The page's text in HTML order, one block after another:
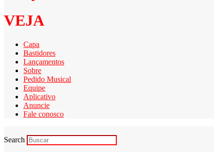
VEJA
Capa
Bastidores
Lançamentos
Sobre
Pedido Musical
Equipe
Aplicativo
Anuncie
Fale conosco
Search